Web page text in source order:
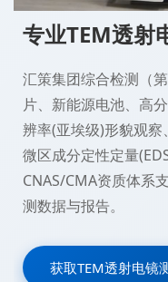
专业TEM透射
汇策集团综合检测（
片、新能源电池、高
辨率(亚埃级)形貌观察
微区成分定性定量
CNAS/CMA资质体系
测数据与报告。
获取TEM透射电镜